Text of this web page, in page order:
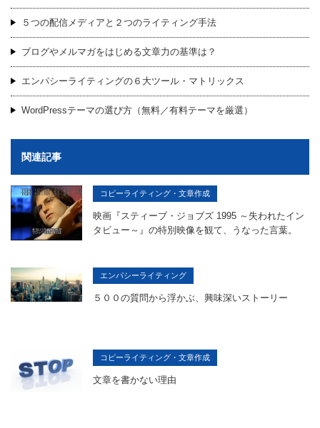
５つの配信メディアと２つのライティング手法
ブログやメルマガをはじめる文章力の基準は？
エンパシーライティングの６大ツール・マトリックス
WordPressテーマの選び方（無料／有料テーマを厳選）
関連記事
コピーライティング・文章作成
映画『スティーブ・ジョブズ 1995 ～失われたイン
タビュー～』の特別映像を観て、うなった言葉。
エンパシーライティング
５００の質問から浮かぶ、興味深いストーリー
コピーライティング・文章作成
文章を書かない理由